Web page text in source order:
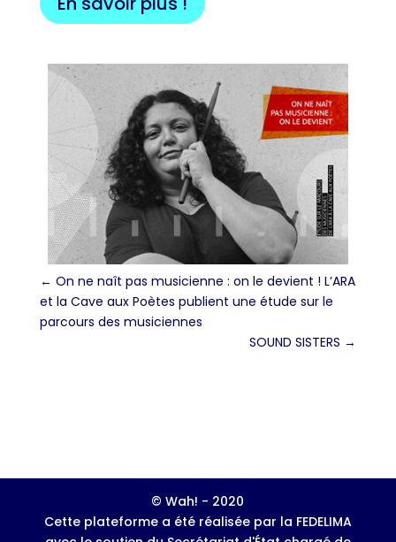
← On ne naît pas musicienne : on le devient ! L’ARA
et la Cave aux Poètes publient une étude sur le
parcours des musiciennes
SOUND SISTERS →
© Wah! - 2020
Cette plateforme a été réalisée par la FEDELIMA